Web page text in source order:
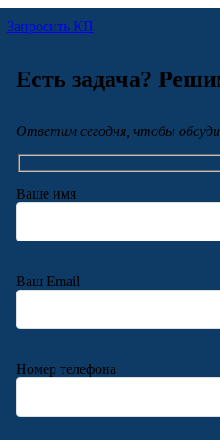
Запросить КП
Есть задача?
Ответим сегодня, чтобы
Ваше имя
Ваш Email
Номер телефона